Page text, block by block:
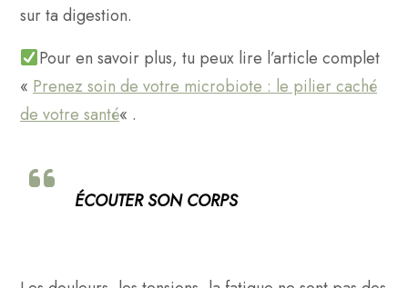
sur ta digestion.
Pour en savoir plus, tu peux lire l’article complet
« Prenez soin de votre microbiote : le pilier caché
de votre santé« .
ÉCOUTER SON CORPS